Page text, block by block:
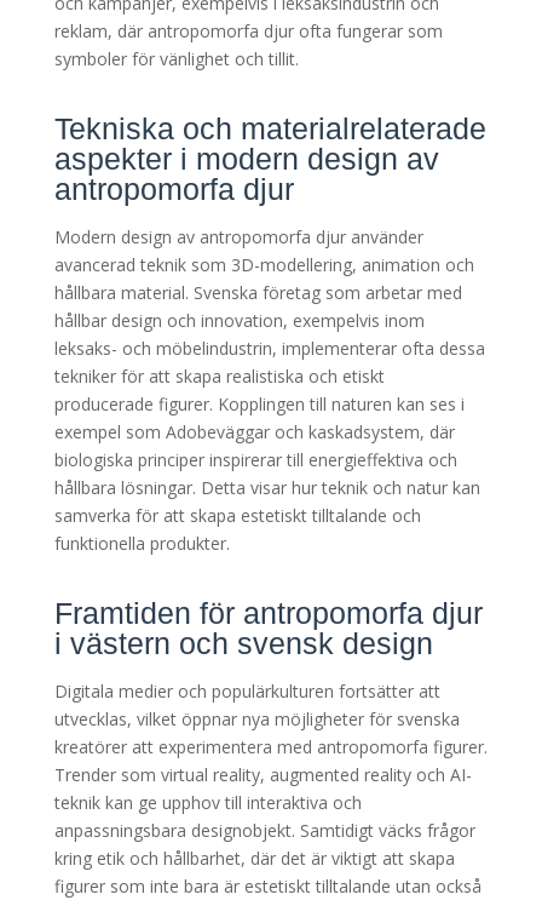
reklam, där antropomorfa djur ofta fungerar som
symboler för vänlighet och tillit.
Tekniska och materialrelaterade
aspekter i modern design av
antropomorfa djur
Modern design av antropomorfa djur använder
avancerad teknik som 3D-modellering, animation och
hållbara material. Svenska företag som arbetar med
hållbar design och innovation, exempelvis inom
leksaks- och möbelindustrin, implementerar ofta dessa
tekniker för att skapa realistiska och etiskt
producerade figurer. Kopplingen till naturen kan ses i
exempel som Adobeväggar och kaskadsystem, där
biologiska principer inspirerar till energieffektiva och
hållbara lösningar. Detta visar hur teknik och natur kan
samverka för att skapa estetiskt tilltalande och
funktionella produkter.
Framtiden för antropomorfa djur
i västern och svensk design
Digitala medier och populärkulturen fortsätter att
utvecklas, vilket öppnar nya möjligheter för svenska
kreatörer att experimentera med antropomorfa figurer.
Trender som virtual reality, augmented reality och AI-
teknik kan ge upphov till interaktiva och
anpassningsbara designobjekt. Samtidigt väcks frågor
kring etik och hållbarhet, där det är viktigt att skapa
figurer som inte bara är estetiskt tilltalande utan också